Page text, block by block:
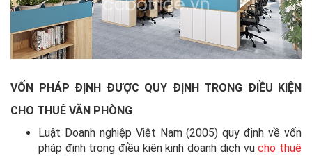
VỐN PHÁP ĐỊNH ĐƯỢC QUY ĐỊNH TRONG ĐIỀU KIỆN
CHO THUÊ VĂN PHÒNG
Luật Doanh nghiệp Việt Nam (2005) quy định về vốn
pháp định trong điều kiện kinh doanh dịch vụcho thuê